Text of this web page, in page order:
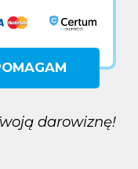
darowiznę!